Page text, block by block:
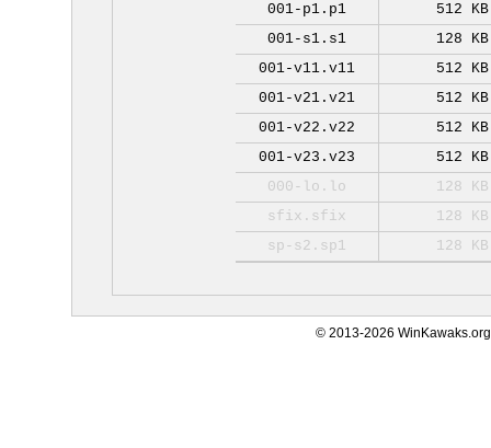
001-p1.p1
512 KB
001-s1.s1
128 KB
001-v11.v11
512 KB
001-v21.v21
512 KB
001-v22.v22
512 KB
001-v23.v23
512 KB
000-lo.lo
128 KB
sfix.sfix
128 KB
sp-s2.sp1
128 KB
© 2013-2026